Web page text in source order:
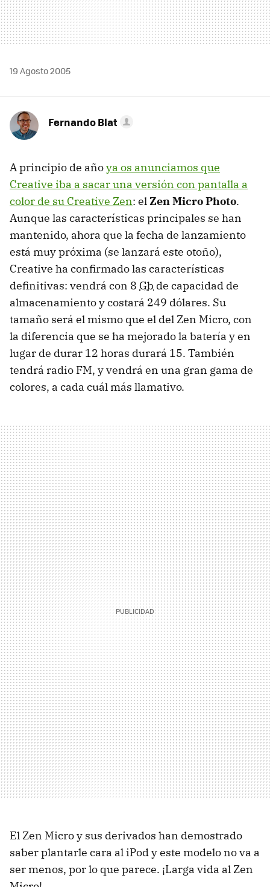
19 Agosto 2005
Fernando Blat
A principio de añoya os anunciamos que
Creative iba a sacar una versión con pantalla a
color de su Creative Zen: elZen Micro Photo.
Aunque las características principales se han
mantenido, ahora que la fecha de lanzamiento
está muy próxima (se lanzará este otoño),
Creative ha confirmado las características
definitivas: vendrá con 8 Gb de capacidad de
almacenamiento y costará 249 dólares. Su
tamaño será el mismo que el del Zen Micro, con
la diferencia que se ha mejorado la batería y en
lugar de durar 12 horas durará 15. También
tendrá radio FM, y vendrá en una gran gama de
colores, a cada cuál más llamativo.
El Zen Micro y sus derivados han demostrado
saber plantarle cara al iPod y este modelo no va a
ser menos, por lo que parece. ¡Larga vida al Zen